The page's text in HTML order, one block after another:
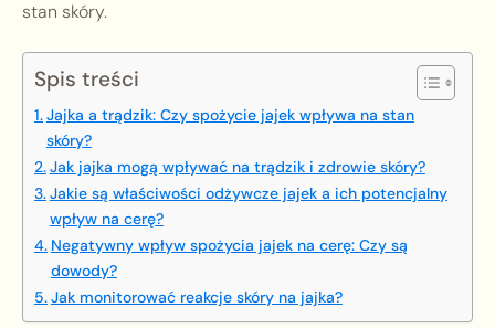
stan skóry.
Spis treści
Jajka a trądzik: Czy spożycie jajek wpływa na stan
skóry?
Jak jajka mogą wpływać na trądzik i zdrowie skóry?
Jakie są właściwości odżywcze jajek a ich potencjalny
wpływ na cerę?
Negatywny wpływ spożycia jajek na cerę: Czy są
dowody?
Jak monitorować reakcje skóry na jajka?